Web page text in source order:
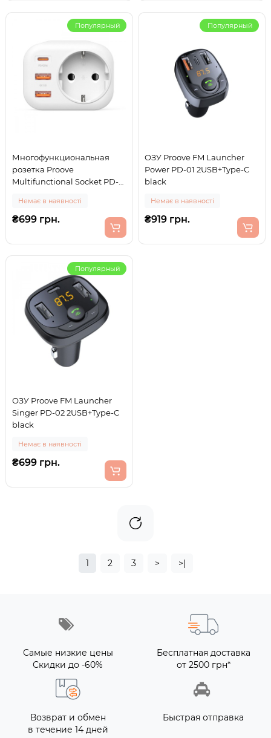
Популярный
Многофункциональная
розетка Proove
Multifunctional Socket PD-
USB) white
Немає в наявності
₴699 грн.
Популярный
ОЗУ Proove FM Launcher
Power PD-01 2USB+Type-C
black
Немає в наявності
₴919 грн.
Популярный
ОЗУ Proove FM Launcher
Singer PD-02 2USB+Type-C
black
Немає в наявності
₴699 грн.
1 2 3 > >|
Самые низкие цены
Скидки до -60%
Бесплатная доставка
от 2500 грн*
Возврат и обмен
в течение 14 дней
Быстрая отправка